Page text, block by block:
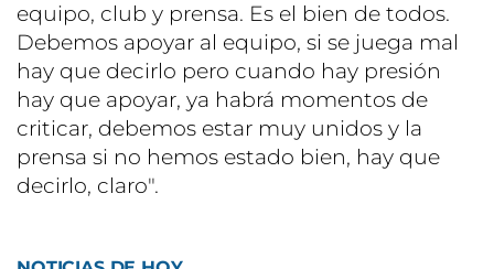
equipo, club y prensa. Es el bien de todos.
Debemos apoyar al equipo, si se juega mal
hay que decirlo pero cuando hay presión
hay que apoyar, ya habrá momentos de
criticar, debemos estar muy unidos y la
prensa si no hemos estado bien, hay que
decirlo, claro".